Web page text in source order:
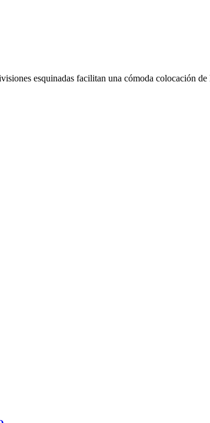
esquinadas facilitan una cómoda colocación